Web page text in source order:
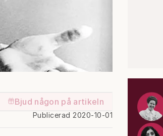
Bjud någon på artikeln
Publicerad 2020-10-01